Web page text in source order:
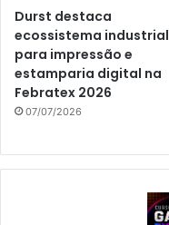
Durst destaca
ecossistema industrial
para impressão e
estamparia digital na
Febratex 2026
07/07/2026